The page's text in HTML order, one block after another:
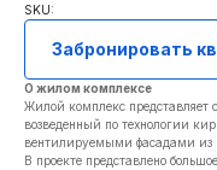
SKU:
Забронировать
О жилом комплексе
Жилой комплекс представляет
возведенный по технологии
вентилируемыми фасадами из
В проекте представлено